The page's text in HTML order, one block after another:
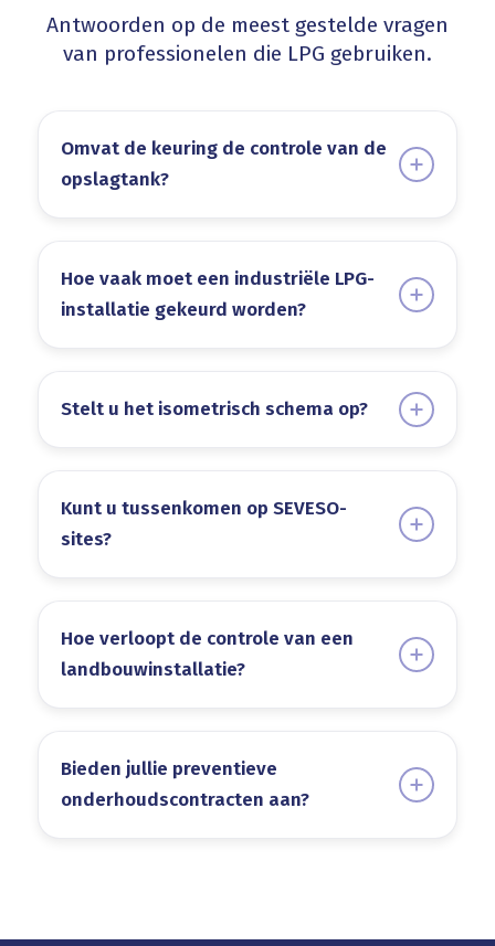
Antwoorden op de meest gestelde vragen
van professionelen die LPG gebruiken.
Omvat de keuring de controle van de
opslagtank?
Hoe vaak moet een industriële LPG-
installatie gekeurd worden?
Stelt u het isometrisch schema op?
Kunt u tussenkomen op SEVESO-
sites?
Hoe verloopt de controle van een
landbouwinstallatie?
Bieden jullie preventieve
onderhoudscontracten aan?